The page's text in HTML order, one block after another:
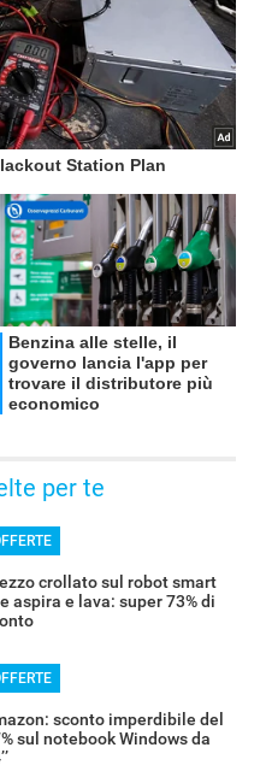
per te
crollato sul robot smart
aspira e lava: super 73% di
sconto imperdibile del
sul notebook Windows da